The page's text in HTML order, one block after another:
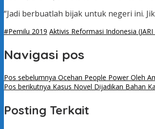
“Jadi berbuatlah bijak untuk negeri ini.
#Pemilu 2019 Aktivis Reformasi Indonesia (JARI
Navigasi pos
Pos sebelumnya Ocehan People Power Oleh
Pos berikutnya Kasus Novel Dijadikan Bahan
Posting Terkait